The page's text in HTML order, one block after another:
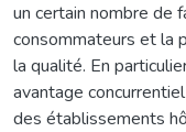
un certain nombre de
consommateurs et la
la qualité. En
avantage
des établissements